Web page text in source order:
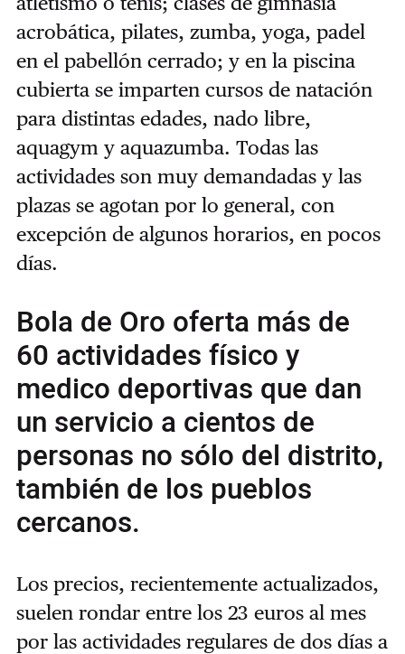
acrobática, pilates, zumba, yoga, padel
en el pabellón cerrado; y en la piscina
cubierta se imparten cursos de natación
para distintas edades, nado libre,
aquagym y aquazumba. Todas las
actividades son muy demandadas y las
plazas se agotan por lo general, con
excepción de algunos horarios, en pocos
días.
Bola de Oro oferta más de
60 actividades físico y
medico deportivas que dan
un servicio a cientos de
personas no sólo del distrito,
también de los pueblos
cercanos.
Los precios, recientemente actualizados,
suelen rondar entre los 23 euros al mes
por las actividades regulares de dos días a